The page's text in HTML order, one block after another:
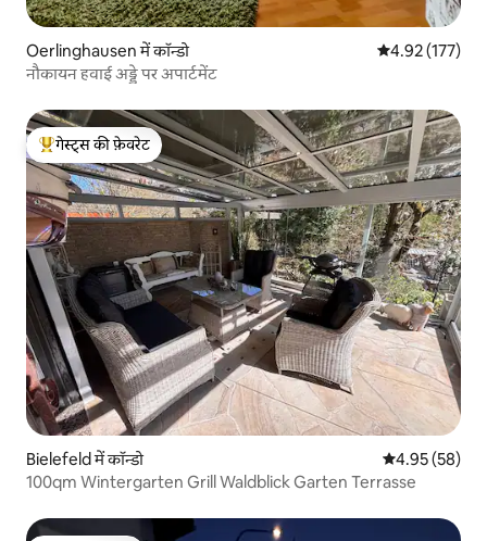
Oerlinghausen में कॉन्डो औसत रेटिंग 5 में से
4.92 (177)
नौकायन हवाई अड्डे पर अपार्टमेंट
गेस्ट्स का टॉप फ़ेवरेट
गेस्ट्स की फ़ेवरेट
Bielefeld में कॉन्डो औसत रेटिंग 5 में
4.95 (58)
100qm Wintergarten Grill Waldblick Garten Terrasse